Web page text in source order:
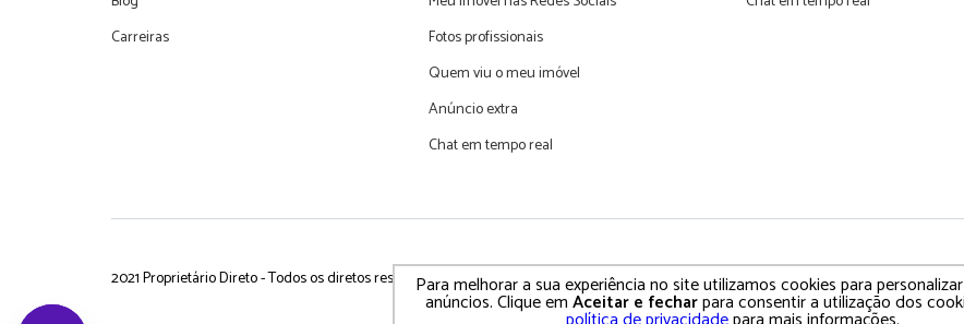
Carreiras
Fotos profissionais
Quem viu o meu imóvel
Anúncio extra
Chat em tempo real
2021 Proprietário Direto - Todos os diretos reservados Política de Privacidade • Termos e Condições de Uso
Para melhorar a sua experiência no site utilizamos cookies para
anúncios. Clique emAceitar e fecharpara consentir a utilização dos